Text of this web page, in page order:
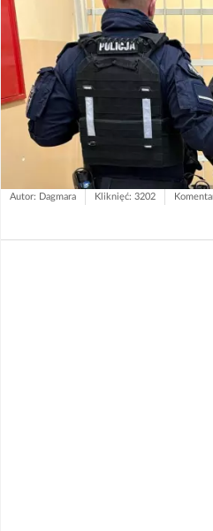
Autor: Dagmara Kliknięć: 3202